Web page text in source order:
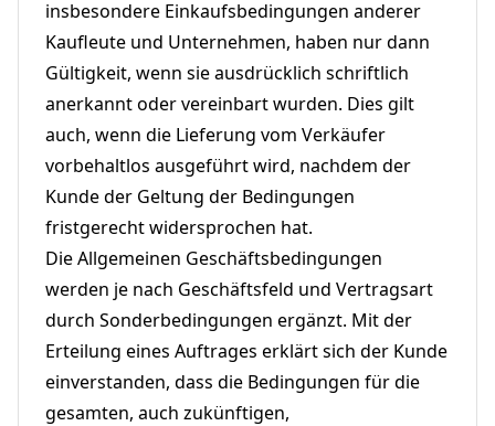
insbesondere Einkaufsbedingungen anderer
Kaufleute und Unternehmen, haben nur dann
Gültigkeit, wenn sie ausdrücklich schriftlich
anerkannt oder vereinbart wurden. Dies gilt
auch, wenn die Lieferung vom Verkäufer
vorbehaltlos ausgeführt wird, nachdem der
Kunde der Geltung der Bedingungen
fristgerecht widersprochen hat.
Die Allgemeinen Geschäftsbedingungen
werden je nach Geschäftsfeld und Vertragsart
durch Sonderbedingungen ergänzt. Mit der
Erteilung eines Auftrages erklärt sich der Kunde
einverstanden, dass die Bedingungen für die
gesamten, auch zukünftigen,